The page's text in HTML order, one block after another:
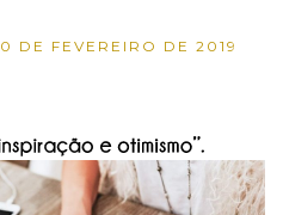
DE FEVEREIRO DE 2019